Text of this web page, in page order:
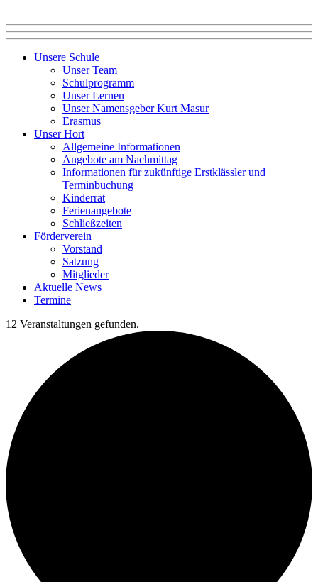
Unsere Schule
Unser Team
Schulprogramm
Unser Lernen
Unser Namensgeber Kurt Masur
Erasmus+
Unser Hort
Allgemeine Informationen
Angebote am Nachmittag
Informationen für zukünftige Erstklässler und
Terminbuchung
Kinderrat
Ferienangebote
Schließzeiten
Förderverein
Vorstand
Satzung
Mitglieder
Aktuelle News
Termine
12 Veranstaltungen gefunden.